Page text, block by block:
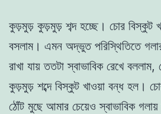
কুড়মুড় কুড়মুড় শব্দ হচ্ছে। চোর বিস্কুট
বসলাম। এমন অদ্ভুত পরিস্থিতিতে
রাখা যায় ততটা স্বাভাবিক রেখে
কুড়মুড় শব্দে বিস্কুট খাওয়া বন্ধ হল।
ঠোঁট মুছে আমার চেয়েও স্বাভাবিক